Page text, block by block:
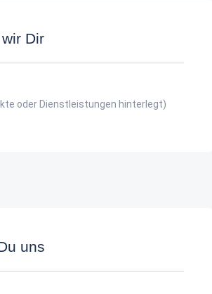
Dir
oder Dienstleistungen hinterlegt)
uns